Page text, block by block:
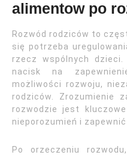
alimentow po
Rozwód rodziców to
się potrzeba
rzecz wspólnych dzieci.
nacisk na
możliwości rozwoju,
rodziców. Zrozumienie
rozwodzie jest
nieporozumień i zapewnić
Po orzeczeniu